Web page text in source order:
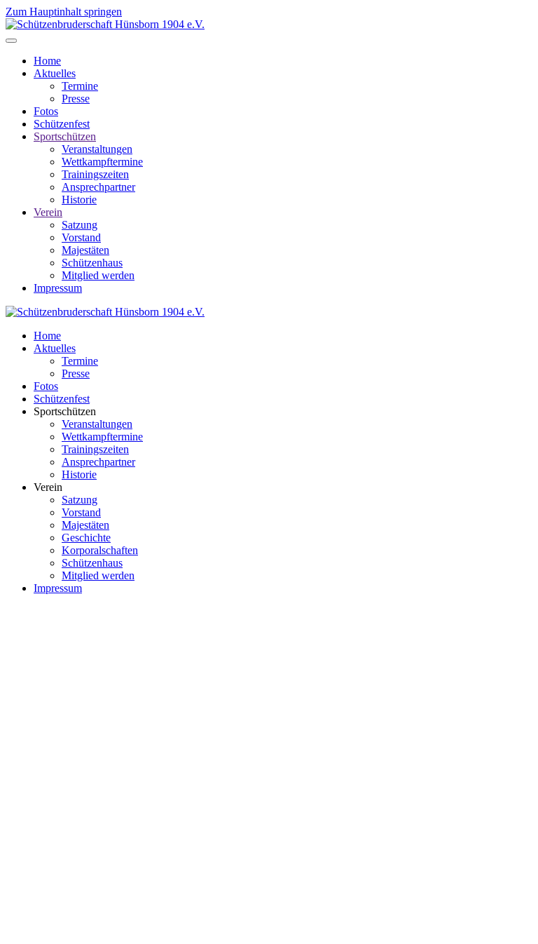
Zum Hauptinhalt springen
Home
Aktuelles
Termine
Presse
Fotos
Schützenfest
Sportschützen
Veranstaltungen
Wettkampftermine
Trainingszeiten
Ansprechpartner
Historie
Verein
Satzung
Vorstand
Majestäten
Schützenhaus
Mitglied werden
Impressum
Home
Aktuelles
Termine
Presse
Fotos
Schützenfest
Sportschützen
Veranstaltungen
Wettkampftermine
Trainingszeiten
Ansprechpartner
Historie
Verein
Satzung
Vorstand
Majestäten
Geschichte
Korporalschaften
Schützenhaus
Mitglied werden
Impressum